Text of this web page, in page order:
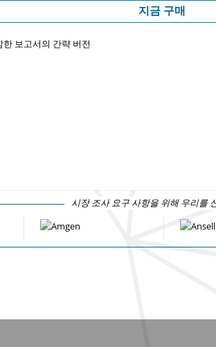
지금 구매
보고서의 간략 버전
시장 조사 요구 사항을 위해 우리를